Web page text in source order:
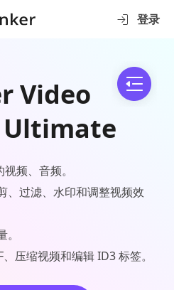
登录
Video
频、音频。
、过滤、水印和调整视频效
压缩视频和编辑 ID3 标签。